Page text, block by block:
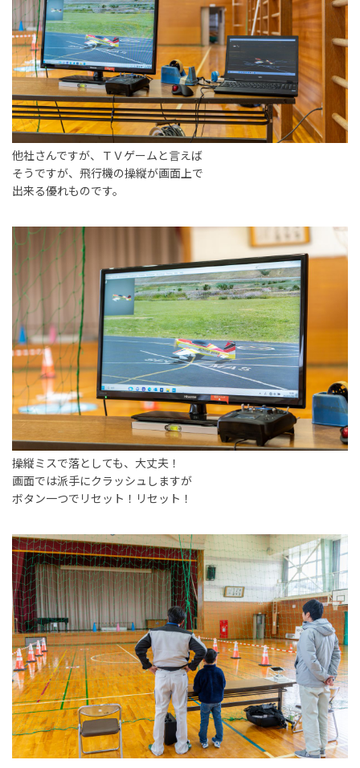
他社さんですが、ＴＶゲームと言えば
そうですが、飛行機の操縦が画面上で
出来る優れものです。
操縦ミスで落としても、大丈夫！
画面では派手にクラッシュしますが
ボタン一つでリセット！リセット！